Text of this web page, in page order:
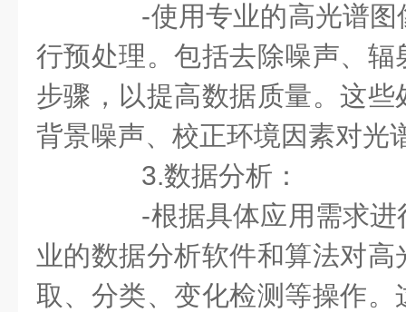
-使用专业的高光谱图
行预处理。包括去除噪声、
步骤，以提高数据质量。这
背景噪声、校正环境因素对光
3.数据分析：
-根据具体应用需求进
业的数据分析软件和算法对
取、分类、变化检测等操作